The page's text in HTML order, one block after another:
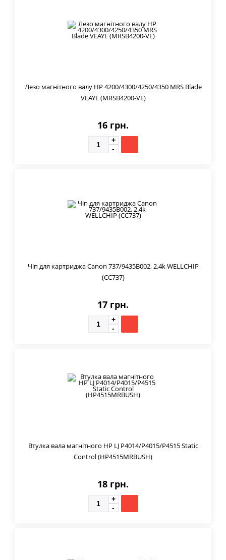
Лезо магнітного валу HP 4200/4300/4250/4350 MRS Blade
VEAYE (MRSB4200-VE)
16 грн.
Чіп для картриджа Canon 737/9435B002, 2.4k WELLCHIP
(CC737)
17 грн.
Втулка вала магнітного HP LJ P4014/P4015/P4515 Static
Control (HP4515MRBUSH)
18 грн.